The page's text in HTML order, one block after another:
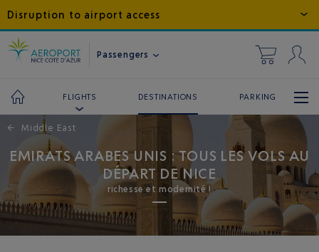
Disruption to airport access
Passengers
FLIGHTS DESTINATIONS PARKING
← Middle East
EMIRATS ARABES UNIS : TOUS LES VOLS AU
DÉPART DE NICE
richesse et modernité !